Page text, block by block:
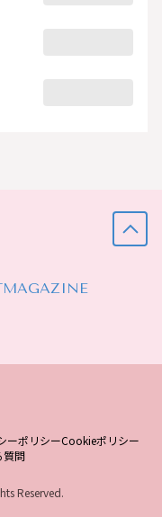
MAGAZINE
ーポリシーCookieポリシー
質問
Reserved.